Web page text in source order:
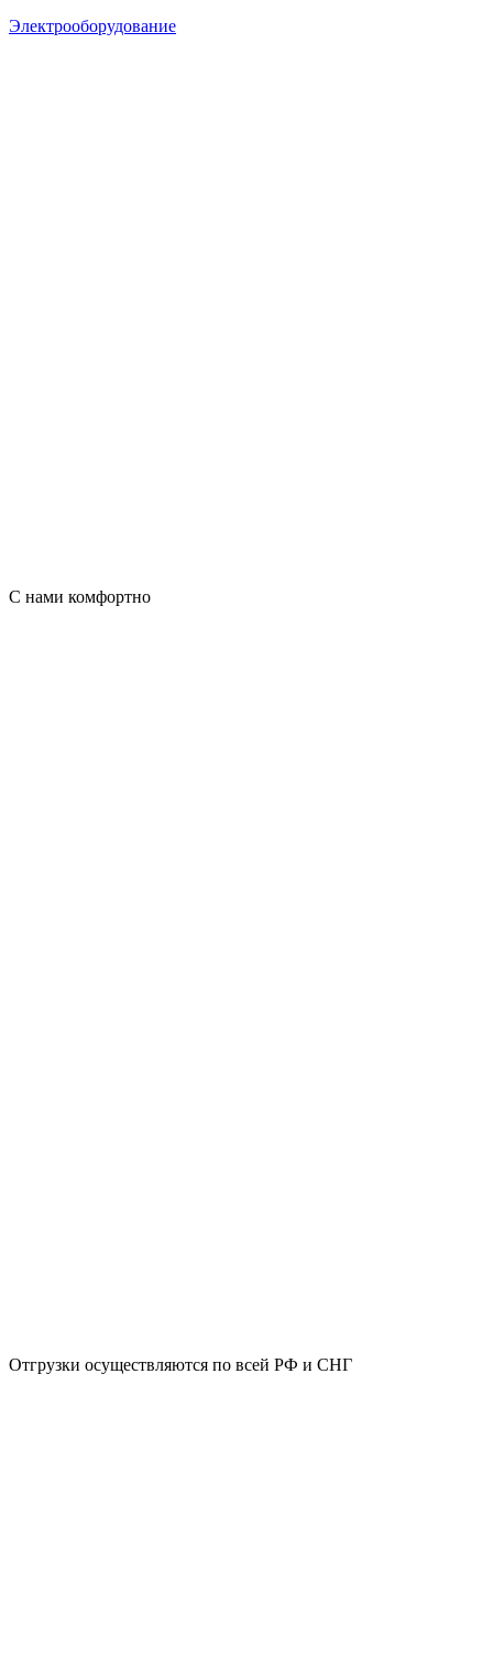
Электрооборудование
С нами комфортно
Отгрузки осуществляются по всей РФ и СНГ